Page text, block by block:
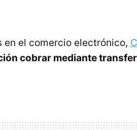
en el comercio electrónico,
cobrar mediante